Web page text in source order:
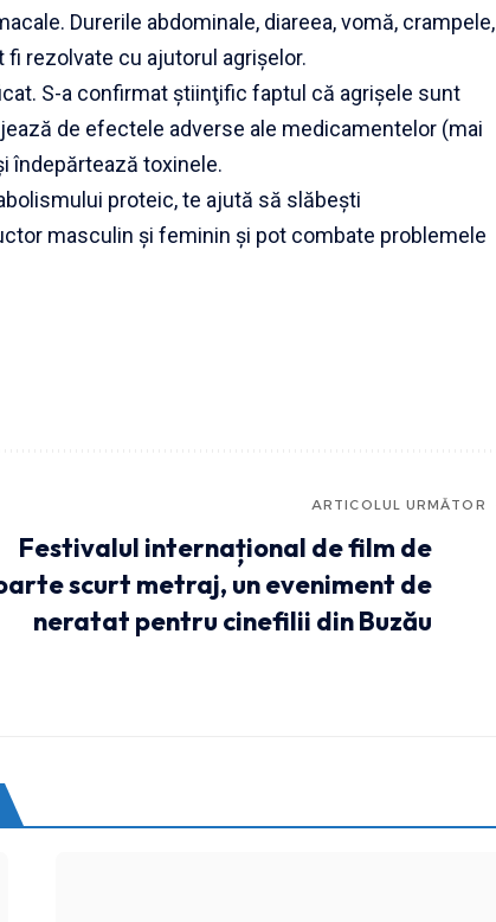
Durerile abdominale, diareea, vomă, crampele,
rezolvate cu ajutorul agrişelor.
S-a confirmat ştiinţific faptul că agrişele sunt
de efectele adverse ale medicamentelor (mai
îndepărtează toxinele.
proteic, te ajută să slăbeşti
masculin şi feminin şi pot combate problemele
ARTICOLUL URMĂTOR
Festivalul internațional de film de
scurt metraj, un eveniment de
neratat pentru cinefilii din Buzău